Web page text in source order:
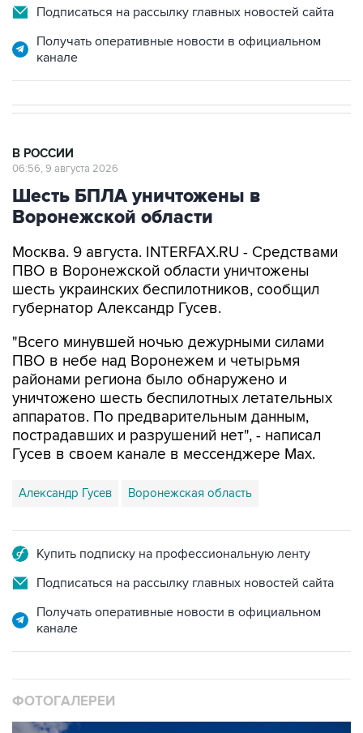
Подписаться на рассылку главных новостей сайта
Получать оперативные новости в официальном
канале
В РОССИИ
06:56, 9 августа 2026
Шесть БПЛА уничтожены в
Воронежской области
Москва. 9 августа. INTERFAX.RU - Средствами
ПВО в Воронежской области уничтожены
шесть украинских беспилотников, сообщил
губернатор Александр Гусев.
"Всего минувшей ночью дежурными силами
ПВО в небе над Воронежем и четырьмя
районами региона было обнаружено и
уничтожено шесть беспилотных летательных
аппаратов. По предварительным данным,
пострадавших и разрушений нет", - написал
Гусев в своем канале в мессенджере Max.
Александр Гусев Воронежская область
Купить подписку на профессиональную ленту
Подписаться на рассылку главных новостей сайта
Получать оперативные новости в официальном
канале
ФОТОГАЛЕРЕИ